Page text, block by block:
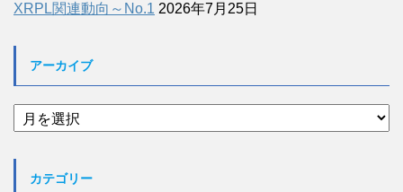
XRPL関連動向～No.1 2026年7月25日
アーカイブ
ア
ー
カテゴリー